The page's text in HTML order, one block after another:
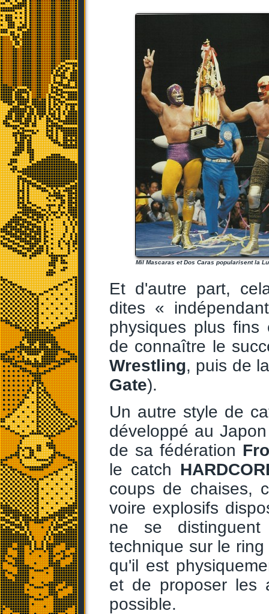
Mil Mascaras et Dos Caras popularisent la
Et d'autre part,
dites «
physiques plus fins
de connaître le
Wrestling, puis de
Gate).
Un autre style de
développé au
de sa fédération
le catch
coups de chaises,
voire explosifs
ne se
technique sur le
qu'il est
et de proposer les
possible.